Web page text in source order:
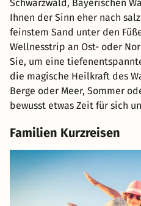
Schwarzwald, Bayerischen
Ihnen der Sinn eher nach
feinstem Sand unter den
Wellnesstrip an Ost- oder
Sie, um eine
die magische Heilkraft des
Berge oder Meer, Sommer
bewusst etwas Zeit für sich
Familien Kurzreisen